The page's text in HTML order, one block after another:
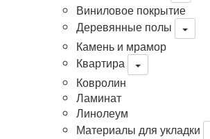
Виниловое покрытие
Деревянные полы
Камень и мрамор
Квартира
Ковролин
Ламинат
Линолеум
Материалы для укладки